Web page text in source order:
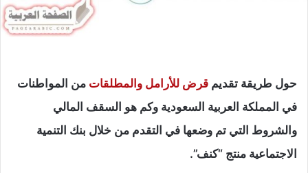
حول طريقة تقديم قرض للأرامل والمطلقات من المواطنات
في المملكة العربية السعودية وكم هو السقف المالي
والشروط التي تم وضعها في التقدم من خلال بنك التنمية
الاجتماعية منتج “كنف”.